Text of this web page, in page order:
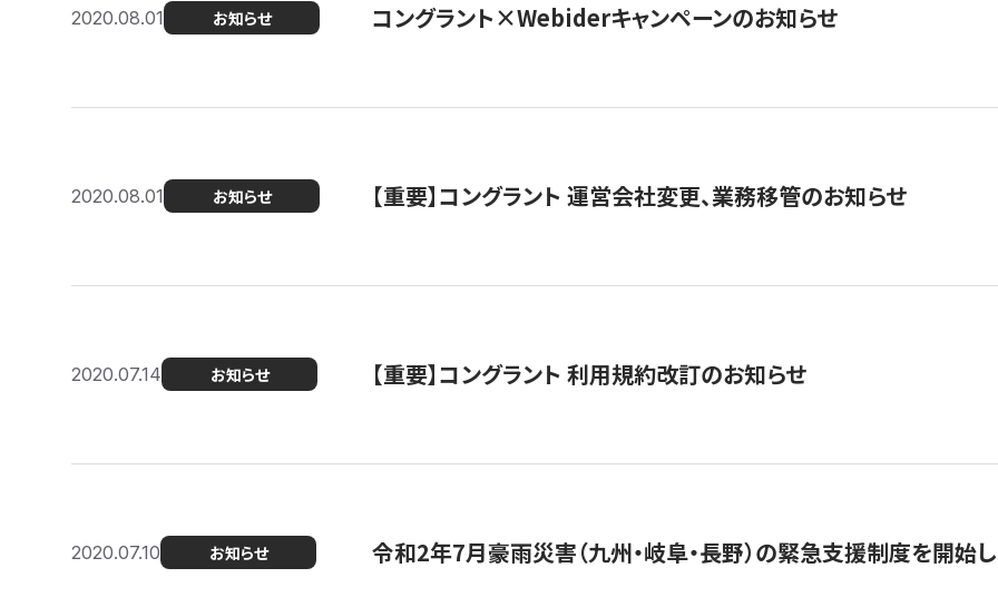
2020.08.01 お知らせ コングラント×Webiderキャンペーンのお知らせ
2020.08.01 お知らせ 【重要】コングラント 運営会社変更、業務移管のお知らせ
2020.07.14 お知らせ 【重要】コングラント 利用規約改訂のお知らせ
2020.07.10 お知らせ 令和2年7月豪雨災害（九州・岐阜・長野）の緊急支援制度を開始